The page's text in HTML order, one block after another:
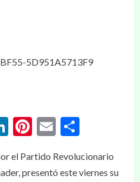
LinkedIn
Pinterest
Email
el Partido Revolucionario
presentó este viernes su